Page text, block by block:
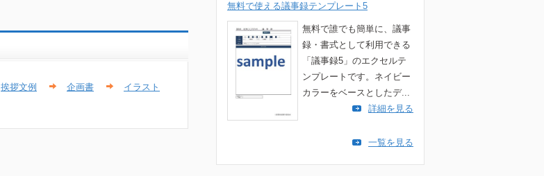
挨拶文例 企画書
イラスト
無料で使える議事録テンプレート5
無料で誰でも簡単に、議事
録・書式として利用できる
「議事録5」のエクセルテ
ンプレートです。ネイビー
カラーをベースとしたデ...
詳細を見る
一覧を見る